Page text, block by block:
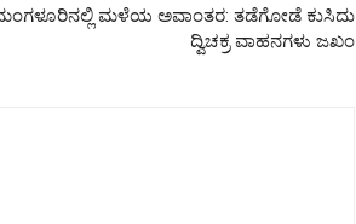
ಮಳೆಯ ಅವಾಂತರ: ತಡೆಗೋಡೆ ಕುಸಿದು
ದ್ವಿಚಕ್ರ ವಾಹನಗಳು ಜಖಂ